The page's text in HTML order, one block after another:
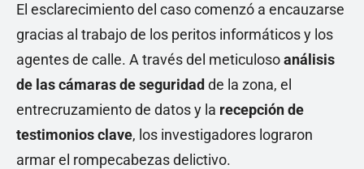
El esclarecimiento del caso comenzó a encauzarse
gracias al trabajo de los peritos informáticos y los
agentes de calle. A través del meticulosoanálisis
de las cámaras de seguridad de la zona, el
entrecruzamiento de datos y la recepción de
testimonios clave, los investigadores lograron
armar el rompecabezas delictivo.